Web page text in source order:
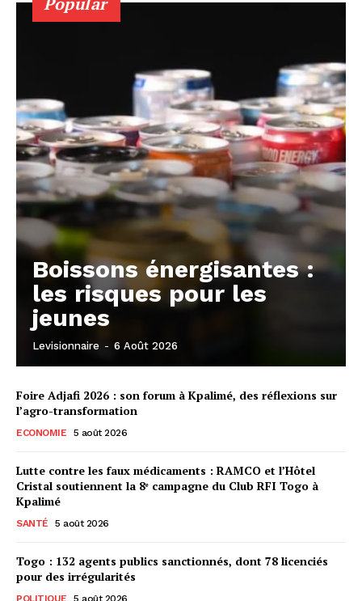
Boissons énergisantes :
les risques pour les
jeunes
Levisionnaire - 6 Août 2026
Foire Adjafi 2026 : son forum à Kpalimé, des réflexions sur
l’agro-transformation
ECONOMIE 5 août 2026
Lutte contre les faux médicaments : RAMCO et l’Hôtel
Cristal soutiennent la 8ᵉ campagne du Club RFI Togo à
Kpalimé
SANTÉ 5 août 2026
Togo : 132 agents publics sanctionnés, dont 78 licenciés
pour des irrégularités
POLITIQUE 5 août 2026